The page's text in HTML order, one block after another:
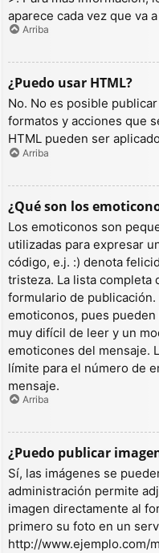
aparece cada vez que va
Arriba
¿Puedo usar HTML?
No. No es posible
formatos y acciones que
HTML pueden ser
Arriba
¿Qué son los
Los emoticonos son
utilizadas para expresar
código, e.j. :) denota
tristeza. La lista completa
formulario de
emoticonos, pues
muy difícil de leer y un
emoticones del mensaje.
límite para el número de
mensaje.
Arriba
¿Puedo publicar
Sí, las imágenes se
administración permite
imagen directamente al
primero su foto en un
http://www.ejemplo.com/